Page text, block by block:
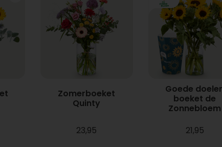
Zomerboeket
Quinty
23,95
Goede
boeket de
Zonnebloem
21,95